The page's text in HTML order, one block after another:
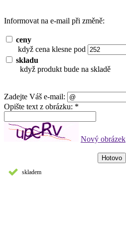
skladem
Informovat na e-mail při změně:
ceny
když cena klesne pod
skladu
když produkt bude na skladě
Zadejte Váš e-mail:
Opište text z obrázku: *
Nový obrázek